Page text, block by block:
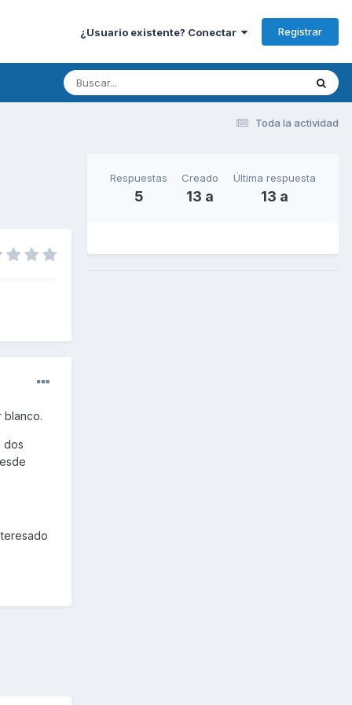
¿Usuario existente? Conectar Registrar
Toda la actividad
blanco.
dos
Respuestas
5
Creado
13 a
Última respuesta
13 a